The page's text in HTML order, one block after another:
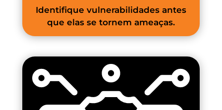
Identifique vulnerabilidades antes
que elas se tornem ameaças.